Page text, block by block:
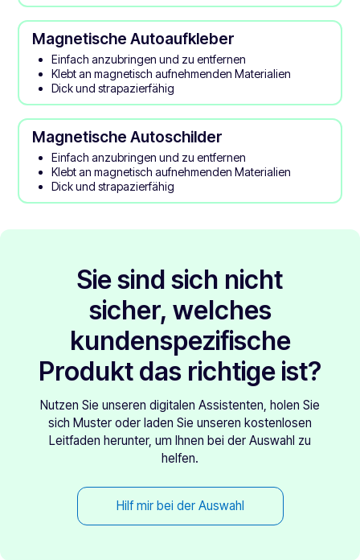
Magnetische Autoaufkleber
Einfach anzubringen und zu entfernen
Klebt an magnetisch aufnehmenden Materialien
Dick und strapazierfähig
Magnetische Autoschilder
Einfach anzubringen und zu entfernen
Klebt an magnetisch aufnehmenden Materialien
Dick und strapazierfähig
Sie sind sich nicht
sicher, welches
kundenspezifische
Produkt das richtige ist?
Nutzen Sie unseren digitalen Assistenten, holen Sie
sich Muster oder laden Sie unseren kostenlosen
Leitfaden herunter, um Ihnen bei der Auswahl zu
helfen.
Hilf mir bei der Auswahl